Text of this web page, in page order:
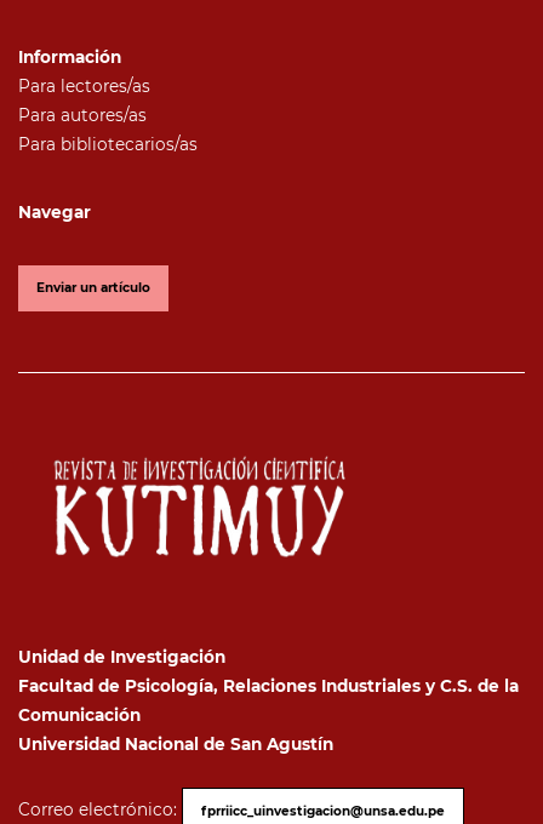
Información
Para lectores/as
Para autores/as
Para bibliotecarios/as
Navegar
Enviar un artículo
Unidad de Investigación
Facultad de Psicología, Relaciones Industriales y C.S. de la
Comunicación
Universidad Nacional de San Agustín
Correo electrónico: fprriicc_uinvestigacion@unsa.edu.pe